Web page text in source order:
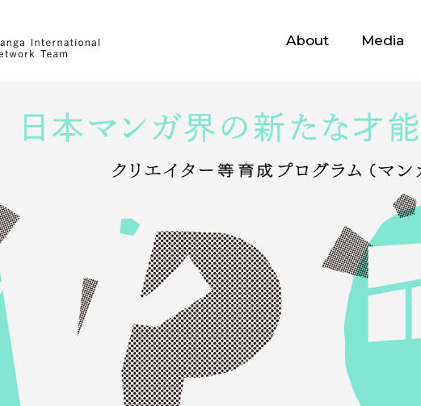
About Media
Media
Advisors
Contact
JP/EN